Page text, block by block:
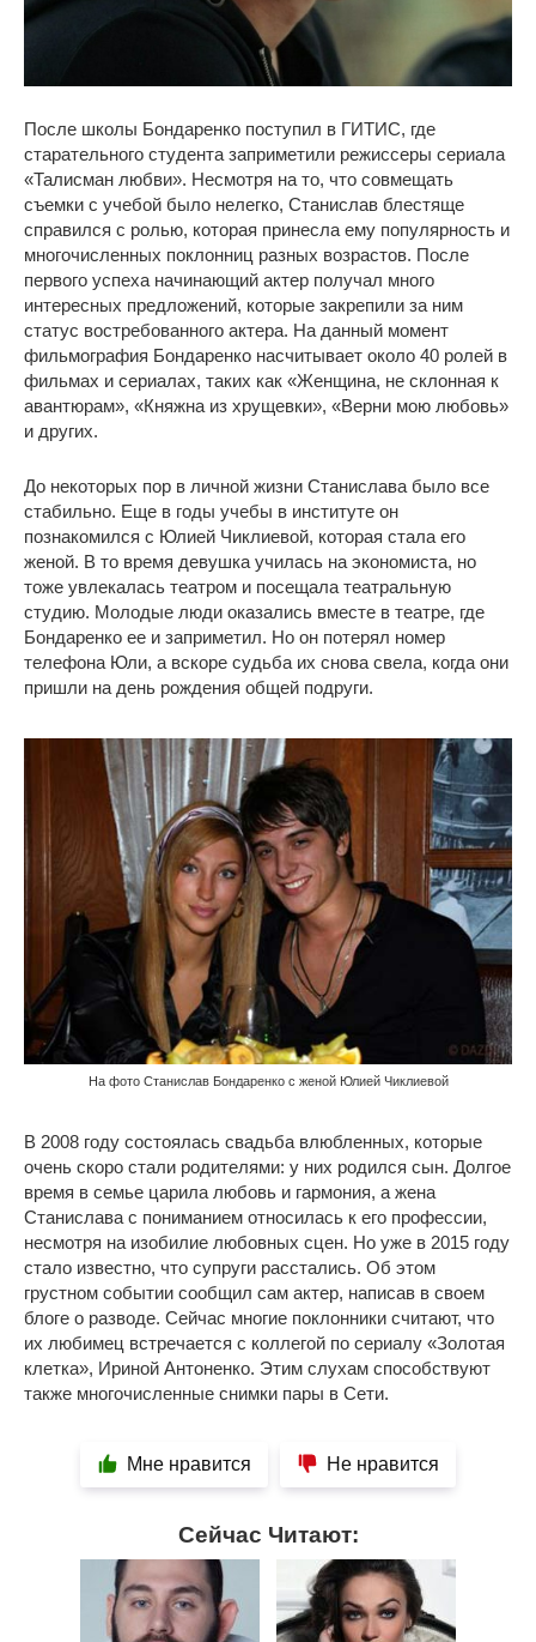
После школы Бондаренко поступил в ГИТИС, где
старательного студента заприметили режиссеры сериала
«Талисман любви». Несмотря на то, что совмещать
съемки с учебой было нелегко, Станислав блестяще
справился с ролью, которая принесла ему популярность и
многочисленных поклонниц разных возрастов. После
первого успеха начинающий актер получал много
интересных предложений, которые закрепили за ним
статус востребованного актера. На данный момент
фильмография Бондаренко насчитывает около 40 ролей в
фильмах и сериалах, таких как «Женщина, не склонная к
авантюрам», «Княжна из хрущевки», «Верни мою любовь»
и других.
До некоторых пор в личной жизни Станислава было все
стабильно. Еще в годы учебы в институте он
познакомился с Юлией Чиклиевой, которая стала его
женой. В то время девушка училась на экономиста, но
тоже увлекалась театром и посещала театральную
студию. Молодые люди оказались вместе в театре, где
Бондаренко ее и заприметил. Но он потерял номер
телефона Юли, а вскоре судьба их снова свела, когда они
пришли на день рождения общей подруги.
На фото Станислав Бондаренко с женой Юлией Чиклиевой
В 2008 году состоялась свадьба влюбленных, которые
очень скоро стали родителями: у них родился сын. Долгое
время в семье царила любовь и гармония, а жена
Станислава с пониманием относилась к его профессии,
несмотря на изобилие любовных сцен. Но уже в 2015 году
стало известно, что супруги расстались. Об этом
грустном событии сообщил сам актер, написав в своем
блоге о разводе. Сейчас многие поклонники считают, что
их любимец встречается с коллегой по сериалу «Золотая
клетка», Ириной Антоненко. Этим слухам способствуют
также многочисленные снимки пары в Сети.
Мне нравится Не нравится
Сейчас Читают: